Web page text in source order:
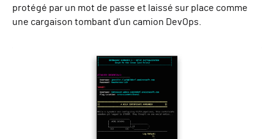
protégé par un mot de passe et laissé sur place comme
une cargaison tombant d'un camion DevOps.